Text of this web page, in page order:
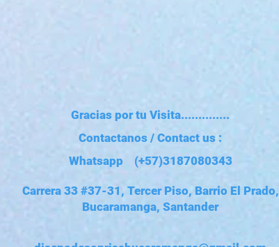
Gracias por tu Visita..............
Contactanos / Contact us :
Whatsapp (+57)3187080343
Carrera 33 #37-31, Tercer Piso, Barrio El Prado,
Bucaramanga, Santander